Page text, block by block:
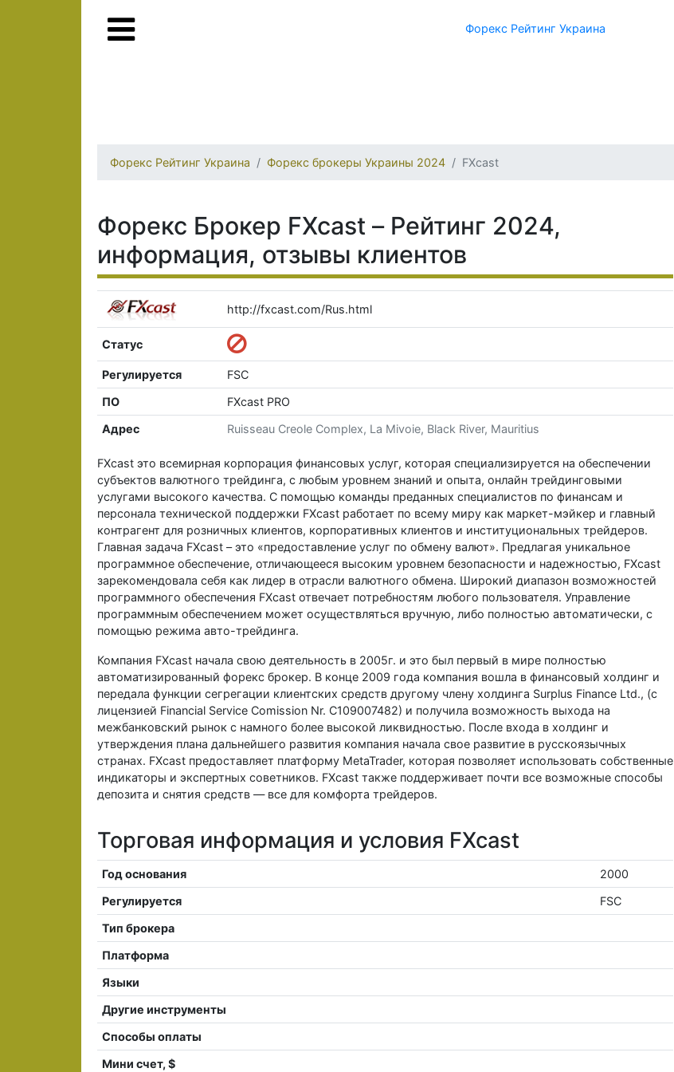
Форекс Рейтинг Украина
Форекс Рейтинг Украина Форекс брокеры Украины 2024 FXcast
Форекс Брокер FXcast – Рейтинг 2024,
информация, отзывы клиентов
http://fxcast.com/Rus.html
Статус
Регулируется
FSC
ПО
FXcast PRO
Адрес
Ruisseau Creole Complex, La Mivoie, Black River, Mauritius
FXcast это всемирная корпорация финансовых услуг, которая специализируется на обеспечении
субъектов валютного трейдинга, с любым уровнем знаний и опыта, онлайн трейдинговыми
услугами высокого качества. С помощью команды преданных специалистов по финансам и
персонала технической поддержки FXcast работает по всему миру как маркет-мэйкер и главный
контрагент для розничных клиентов, корпоративных клиентов и институциональных трейдеров.
Главная задача FXcast – это «предоставление услуг по обмену валют». Предлагая уникальное
программное обеспечение, отличающееся высоким уровнем безопасности и надежностью, FXcast
зарекомендовала себя как лидер в отрасли валютного обмена. Широкий диапазон возможностей
программного обеспечения FXcast отвечает потребностям любого пользователя. Управление
программным обеспечением может осуществляться вручную, либо полностью автоматически, с
помощью режима авто-трейдинга.
Компания FXcast начала свою деятельность в 2005г. и это был первый в мире полностью
автоматизированный форекс брокер. В конце 2009 года компания вошла в финансовый холдинг и
передала функции сегрегации клиентских средств другому члену холдинга Surplus Finance Ltd., (с
лицензией Financial Service Comission Nr. C109007482) и получила возможность выхода на
межбанковский рынок с намного более высокой ликвидностью. После входа в холдинг и
утверждения плана дальнейшего развития компания начала свое развитие в русскоязычных
странах. FXcast предоставляет платформу MetaTrader, которая позволяет использовать собственные
индикаторы и экспертных советников. FXcast также поддерживает почти все возможные способы
депозита и снятия средств — все для комфорта трейдеров.
Торговая информация и условия FXcast
Год основания
2000
Регулируется
FSC
Тип брокера
Платформа
Языки
Другие инструменты
Способы оплаты
Мини счет, $